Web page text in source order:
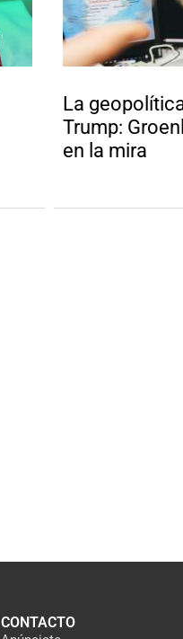
La
Trump:
en la mira
CONTACTO